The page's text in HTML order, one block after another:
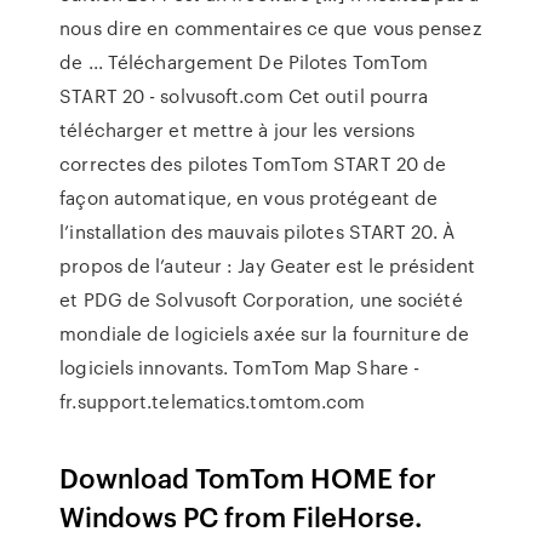
nous dire en commentaires ce que vous pensez
de ... Téléchargement De Pilotes TomTom
START 20 - solvusoft.com Cet outil pourra
télécharger et mettre à jour les versions
correctes des pilotes TomTom START 20 de
façon automatique, en vous protégeant de
l’installation des mauvais pilotes START 20. À
propos de l’auteur : Jay Geater est le président
et PDG de Solvusoft Corporation, une société
mondiale de logiciels axée sur la fourniture de
logiciels innovants. TomTom Map Share -
fr.support.telematics.tomtom.com
Download TomTom HOME for
Windows PC from FileHorse.